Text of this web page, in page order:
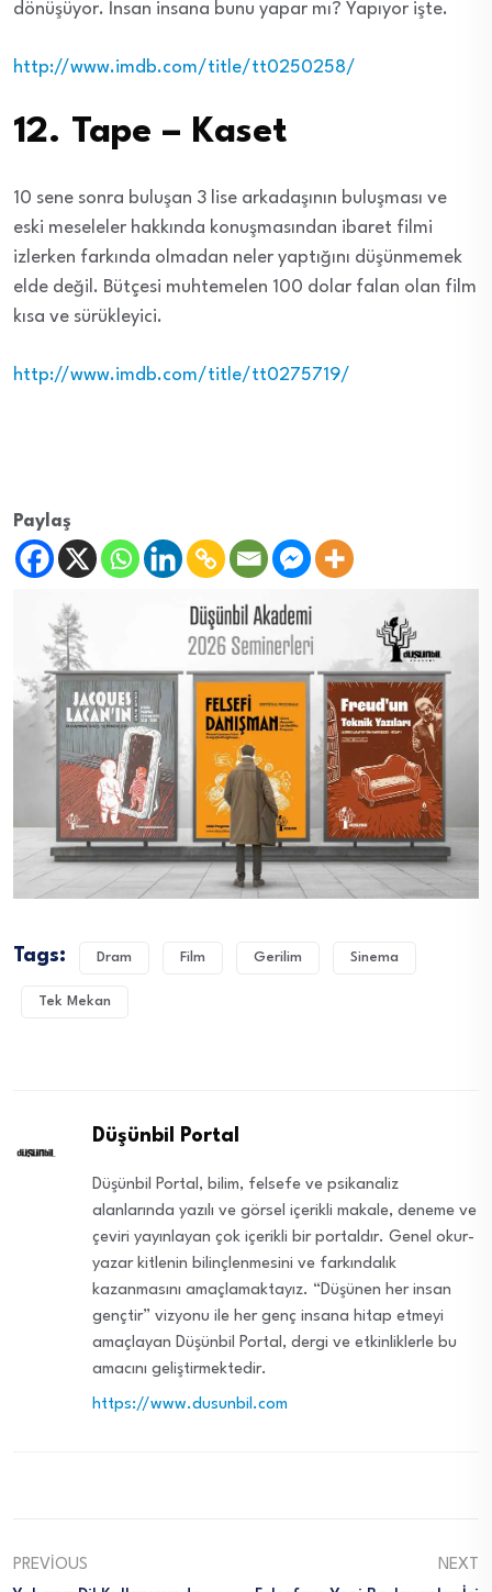
dönüşüyor. İnsan insana bunu yapar mı? Yapıyor işte.
http://www.imdb.com/title/tt0250258/
12. Tape – Kaset
10 sene sonra buluşan 3 lise arkadaşının buluşması ve
eski meseleler hakkında konuşmasından ibaret filmi
izlerken farkında olmadan neler yaptığını düşünmemek
elde değil. Bütçesi muhtemelen 100 dolar falan olan film
kısa ve sürükleyici.
http://www.imdb.com/title/tt0275719/
Paylaş
Tags: Dram Film Gerilim Sinema
Tek Mekan
Düşünbil Portal
Düşünbil Portal, bilim, felsefe ve psikanaliz
alanlarında yazılı ve görsel içerikli makale, deneme ve
çeviri yayınlayan çok içerikli bir portaldır. Genel okur-
yazar kitlenin bilinçlenmesini ve farkındalık
kazanmasını amaçlamaktayız. “Düşünen her insan
gençtir” vizyonu ile her genç insana hitap etmeyi
amaçlayan Düşünbil Portal, dergi ve etkinliklerle bu
amacını geliştirmektedir.
https://www.dusunbil.com
PREVIOUS
NEXT